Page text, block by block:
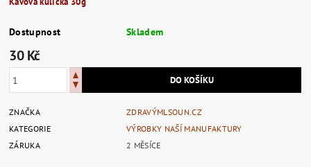
Dostupnost Skladem
30 Kč
ZNAČKA
ZDRAVÝMLSOUN.CZ
KATEGORIE
VÝROBKY NAŠÍ MANUFAKTURY
ZÁRUKA
2 MĚSÍCE